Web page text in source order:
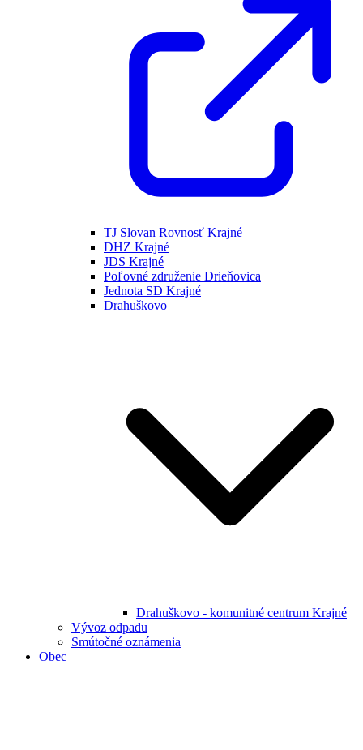
TJ Slovan Rovnosť Krajné
DHZ Krajné
JDS Krajné
Poľovné združenie Drieňovica
Jednota SD Krajné
Drahuškovo
Drahuškovo - komunitné centrum Krajné
Vývoz odpadu
Smútočné oznámenia
Obec